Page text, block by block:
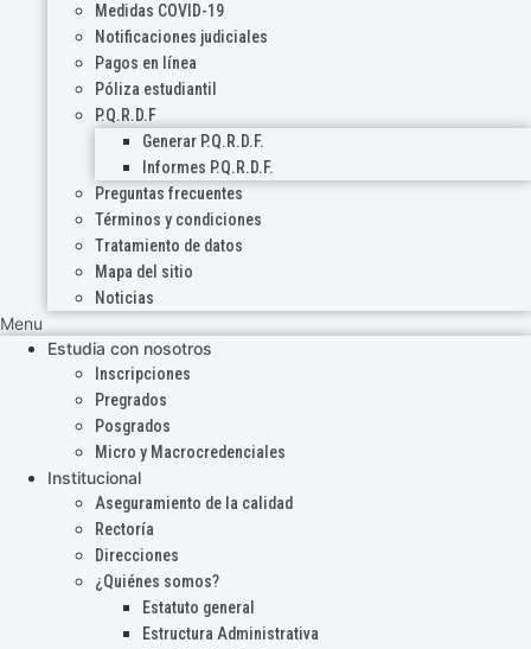
Medidas COVID-19
Notificaciones judiciales
Pagos en línea
Póliza estudiantil
P.Q.R.D.F
Generar P.Q.R.D.F.
Informes P.Q.R.D.F.
Preguntas frecuentes
Términos y condiciones
Tratamiento de datos
Mapa del sitio
Noticias
Menu
Estudia con nosotros
Inscripciones
Pregrados
Posgrados
Micro y Macrocredenciales
Institucional
Aseguramiento de la calidad
Rectoría
Direcciones
¿Quiénes somos?
Estatuto general
Estructura Administrativa